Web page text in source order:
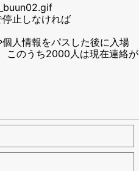
止しなければ
人情報をパスした後に入場
このうち2000人は現在連絡が